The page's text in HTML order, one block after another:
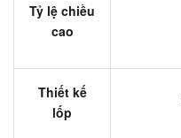
Tỷ lệ chiều
cao
Thiết kế
lốp